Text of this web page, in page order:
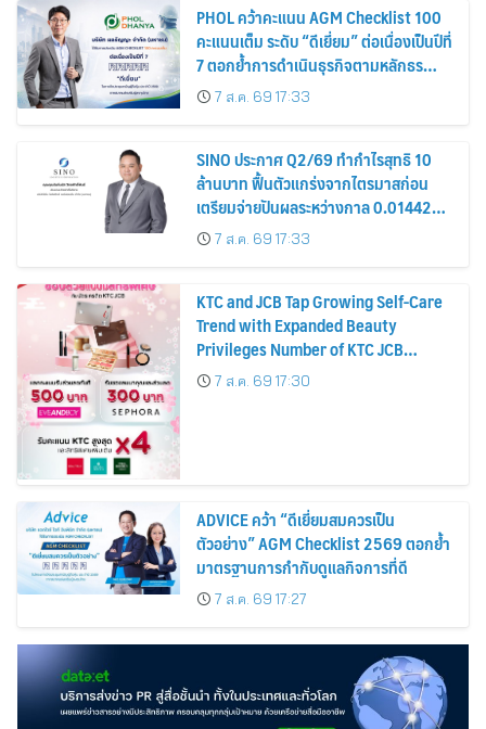
PHOL คว้าคะแนน AGM Checklist 100
คะแนนเต็ม ระดับ “ดีเยี่ยม” ต่อเนื่องเป็นปีที่
7 ตอกย้ำการดำเนินธุรกิจตามหลักธร
รมาภิบาล โปร่งใส สร้างความเชื่อมั่นผู้ถือ
หุ้น
7 ส.ค. 69 17:33
SINO ประกาศ Q2/69 ทำกำไรสุทธิ 10
ล้านบาท ฟื้นตัวแกร่งจากไตรมาสก่อน
เตรียมจ่ายปันผลระหว่างกาล 0.014423
บาทต่อหุ้น ครึ่งปีหลังมุ่งเติบโตต่อเนื่อง
7 ส.ค. 69 17:33
KTC and JCB Tap Growing Self-Care
Trend with Expanded Beauty
Privileges Number of KTC JCB
Cardmembers Spending on
Cosmetics Rises 26%
7 ส.ค. 69 17:30
ADVICE คว้า “ดีเยี่ยมสมควรเป็น
ตัวอย่าง” AGM Checklist 2569 ตอกย้ำ
มาตรฐานการกำกับดูแลกิจการที่ดี
7 ส.ค. 69 17:27